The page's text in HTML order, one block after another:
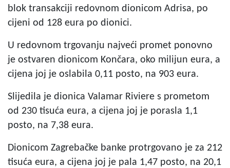
blok transakciji redovnom dionicom Adrisa, po
cijeni od 128 eura po dionici.
U redovnom trgovanju najveći promet ponovno
je ostvaren dionicom Končara, oko milijun eura, a
cijena joj je oslabila 0,11 posto, na 903 eura.
Slijedila je dionica Valamar Riviere s prometom
od 230 tisuća eura, a cijena joj je porasla 1,1
posto, na 7,38 eura.
Dionicom Zagrebačke banke protrgovano je za 212
tisuća eura, a cijena joj je pala 1,47 posto, na 20,1